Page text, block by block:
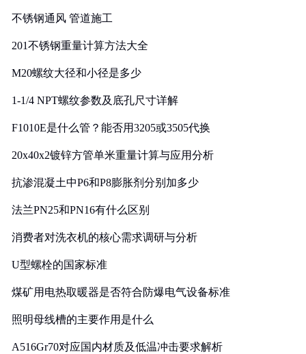
不锈钢通风 管道施工
201不锈钢重量计算方法大全
M20螺纹大径和小径是多少
1-1/4 NPT螺纹参数及底孔尺寸详解
F1010E是什么管？能否用3205或3505代换
20x40x2镀锌方管单米重量计算与应用分析
抗渗混凝土中P6和P8膨胀剂分别加多少
法兰PN25和PN16有什么区别
消费者对洗衣机的核心需求调研与分析
U型螺栓的国家标准
煤矿用电热取暖器是否符合防爆电气设备标准
照明母线槽的主要作用是什么
A516Gr70对应国内材质及低温冲击要求解析